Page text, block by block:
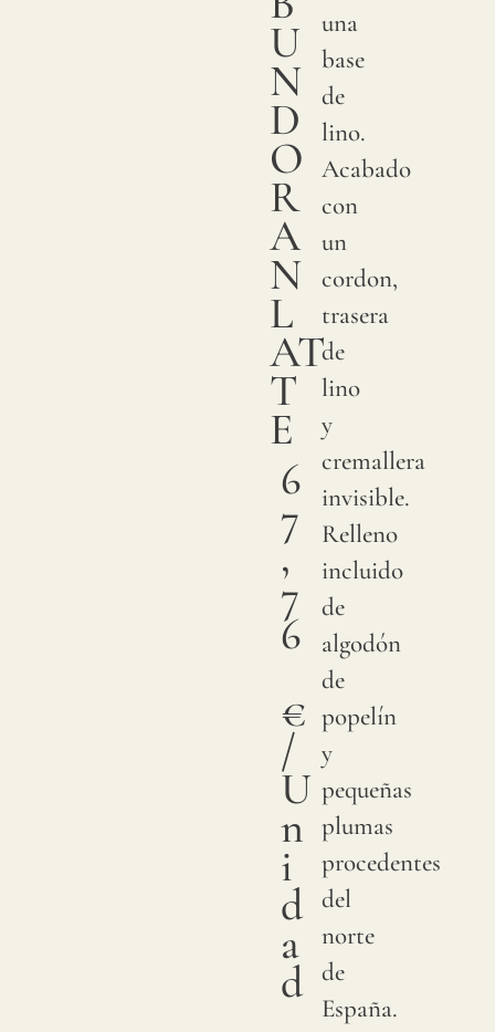
U
N
D
O
R
A
N
L
AT
T
E
6
7
,
7
6
€
/
U
n
i
d
a
d
una
base
de
lino.
Acabado
con
un
cordon,
trasera
de
lino
y
cremallera
invisible.
Relleno
incluido
de
algodón
de
popelín
y
pequeñas
plumas
procedentes
del
norte
de
España.